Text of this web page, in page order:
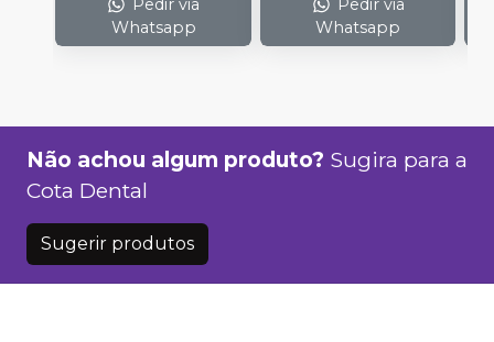
Pedir via
Whatsapp
Pedir via
Whatsapp
Não achou algum produto? Sugira para a
Cota Dental
Sugerir produtos